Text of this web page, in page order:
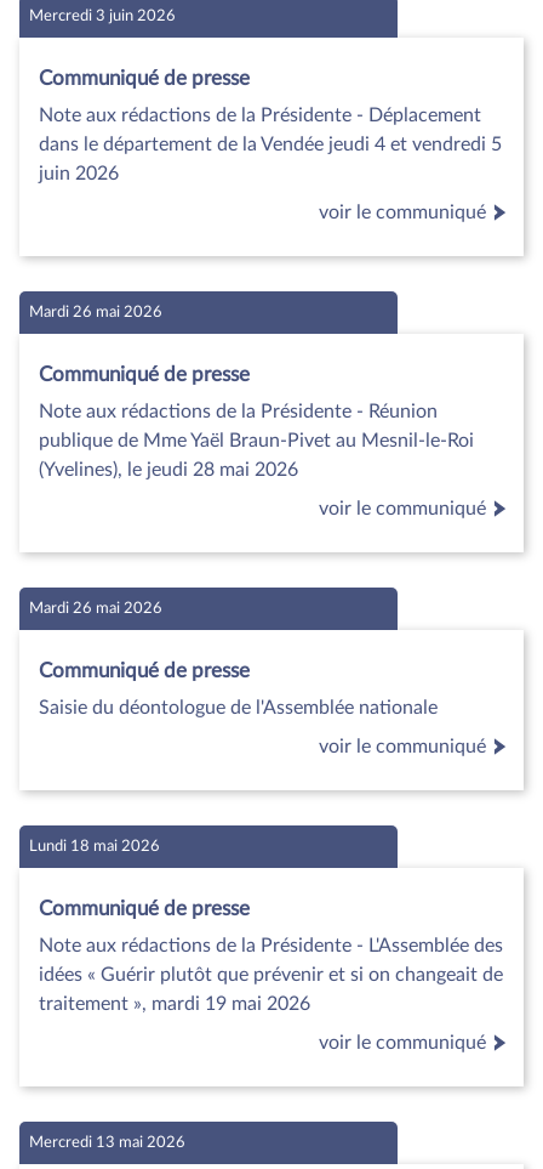
Mercredi 3 juin 2026
Communiqué de presse
Note aux rédactions de la Présidente - Déplacement
dans le département de la Vendée jeudi 4 et vendredi 5
juin 2026
voir le communiqué
Mardi 26 mai 2026
Communiqué de presse
Note aux rédactions de la Présidente - Réunion
publique de Mme Yaël Braun-Pivet au Mesnil-le-Roi
(Yvelines), le jeudi 28 mai 2026
voir le communiqué
Mardi 26 mai 2026
Communiqué de presse
Saisie du déontologue de l'Assemblée nationale
voir le communiqué
Lundi 18 mai 2026
Communiqué de presse
Note aux rédactions de la Présidente - L'Assemblée des
idées « Guérir plutôt que prévenir et si on changeait de
traitement », mardi 19 mai 2026
voir le communiqué
Mercredi 13 mai 2026